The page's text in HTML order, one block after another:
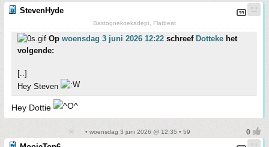
StevenHyde
Bastognekoekadept, Flatbeat
Op woensdag 3 juni 2026 12:22 schreef Dotteke het
volgende:
[..]
Hey Steven
Hey Dottie
• woensdag 3 juni 2026 @ 12:35 • 59